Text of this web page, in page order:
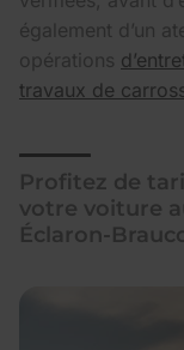
également d’un
opérations
travaux de
Profitez de
votre voiture
Éclaron-